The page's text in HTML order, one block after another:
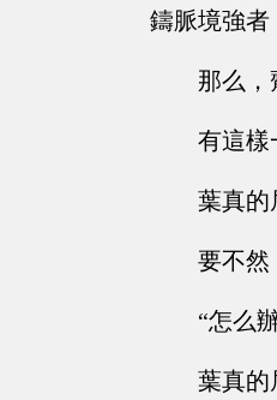
鑄脈境強者
那么，
有這樣
葉真的
要不然
“怎么
葉真的